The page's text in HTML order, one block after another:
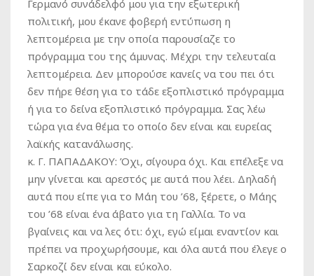
Γερμανό συνάδελφό μου για την εξωτερική
πολιτική, μου έκανε φοβερή εντύπωση η
λεπτομέρεια με την οποία παρουσίαζε το
πρόγραμμα του της άμυνας. Μέχρι την τελευταία
λεπτομέρεια. Δεν μπορούσε κανείς να του πει ότι
δεν πήρε θέση για το τάδε εξοπλιστικό πρόγραμμα
ή για το δείνα εξοπλιστικό πρόγραμμα. Σας λέω
τώρα για ένα θέμα το οποίο δεν είναι και ευρείας
λαϊκής κατανάλωσης.
κ. Γ. ΠΑΠΑΔΑΚΟΥ: Όχι, σίγουρα όχι. Και επέλεξε να
μην γίνεται και αρεστός με αυτά που λέει. Δηλαδή
αυτά που είπε για το Μάη του ’68, ξέρετε, ο Μάης
του ’68 είναι ένα άβατο για τη Γαλλία. Το να
βγαίνεις και να λες ότι: όχι, εγώ είμαι εναντίον και
πρέπει να προχωρήσουμε, και όλα αυτά που έλεγε ο
Σαρκοζί δεν είναι και εύκολο.